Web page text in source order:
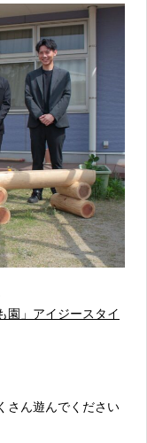
」アイジースタイ
さん遊んでください